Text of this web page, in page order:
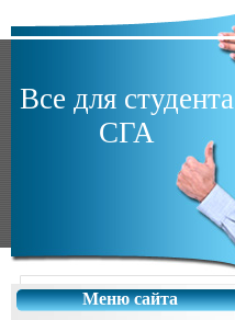
Все для студента
СГА
Меню сайта